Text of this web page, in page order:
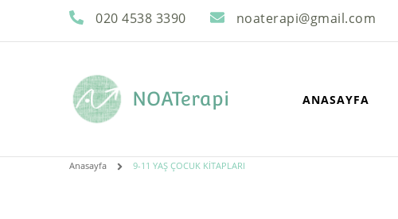
020 4538 3390 noaterapi@gmail.com
NOATerapi ANASAYFA
Anasayfa 9-11 YAŞ ÇOCUK KİTAPLARI